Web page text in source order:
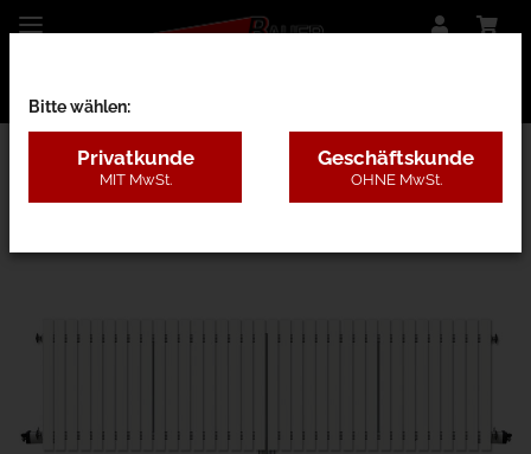
27BB - Kunststoff ohne Pfosten, 4 Farben
Bitte wählen:
Privatkunde
MIT MwSt.
Geschäftskunde
OHNE MwSt.